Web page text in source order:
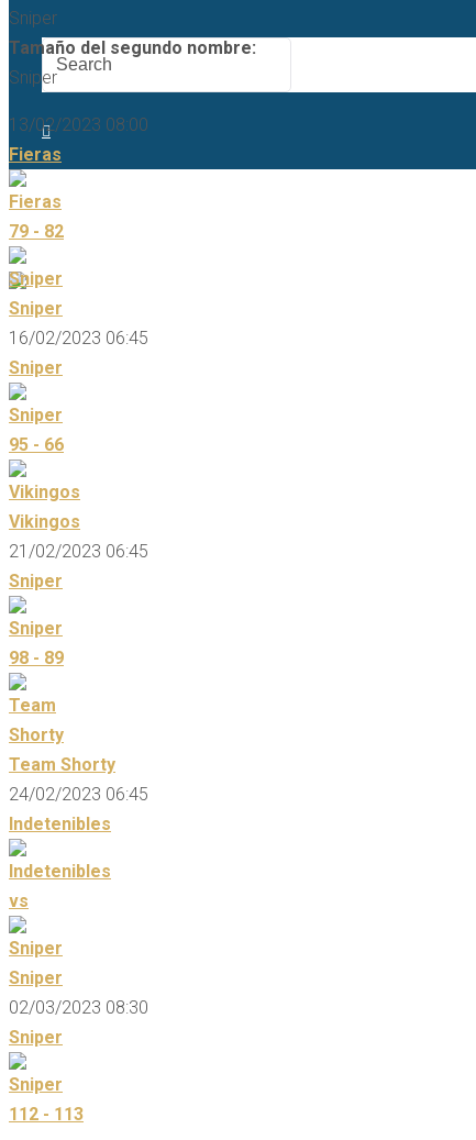
Sniper
Tamaño del segundo nombre:
Sniper
13/02/2023 08:00
Fieras
79 - 82
Sniper
16/02/2023 06:45
Sniper
95 - 66
Vikingos
21/02/2023 06:45
Sniper
98 - 89
Team Shorty
24/02/2023 06:45
Indetenibles
vs
Sniper
02/03/2023 08:30
Sniper
112 - 113